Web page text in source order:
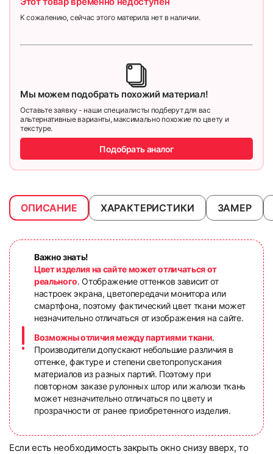
К сожалению, сейчас этого материла нет в наличии.
Мы можем подобрать похожий материал!
Оставьте заявку - наши специалисты подберут для вас
альтернативные варианты, максимально похожие по цвету и
текстуре.
Подобрать аналог
ОПИСАНИЕ ХАРАКТЕРИСТИКИ ЗАМЕР
Важно знать!
Цвет изделия на сайте может отличаться от
реального. Отображение оттенков зависит от
настроек экрана, цветопередачи монитора или
смартфона, поэтому фактический цвет ткани может
незначительно отличаться от изображения на сайте.
Возможны отличия между партиями ткани.
Производители допускают небольшие различия в
оттенке, фактуре и степени светопропускания
материалов из разных партий. Поэтому при
повторном заказе рулонных штор или жалюзи ткань
может незначительно отличаться по цвету и
прозрачности от ранее приобретенного изделия.
Если есть необходимость закрыть окно снизу вверх, то